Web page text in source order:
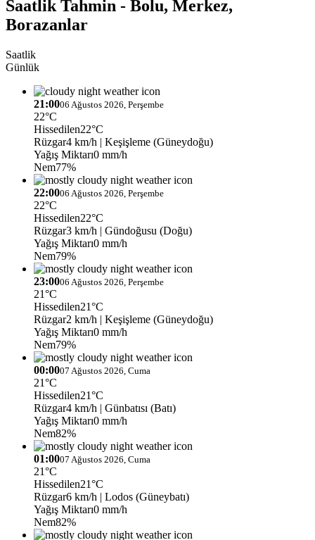
Saatlik Tahmin - Bolu, Merkez,
Borazanlar
Saatlik
Günlük
21:0006 Ağustos 2026, Perşembe
22°C
Hissedilen22°C
Rüzgar4 km/h | Keşişleme (Güneydoğu)
Yağış Miktarı0 mm/h
Nem77%
22:0006 Ağustos 2026, Perşembe
22°C
Hissedilen22°C
Rüzgar3 km/h | Gündoğusu (Doğu)
Yağış Miktarı0 mm/h
Nem79%
23:0006 Ağustos 2026, Perşembe
21°C
Hissedilen21°C
Rüzgar2 km/h | Keşişleme (Güneydoğu)
Yağış Miktarı0 mm/h
Nem79%
00:0007 Ağustos 2026, Cuma
21°C
Hissedilen21°C
Rüzgar4 km/h | Günbatısı (Batı)
Yağış Miktarı0 mm/h
Nem82%
01:0007 Ağustos 2026, Cuma
21°C
Hissedilen21°C
Rüzgar6 km/h | Lodos (Güneybatı)
Yağış Miktarı0 mm/h
Nem82%